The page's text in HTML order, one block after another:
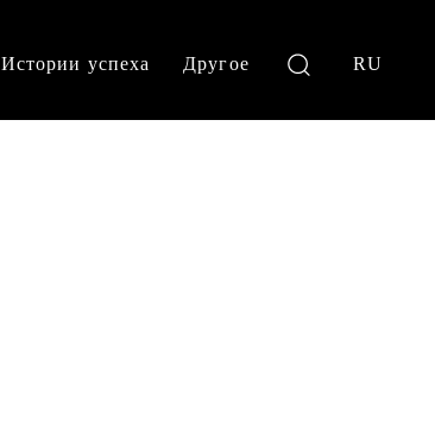
Истории успеха Другое RU